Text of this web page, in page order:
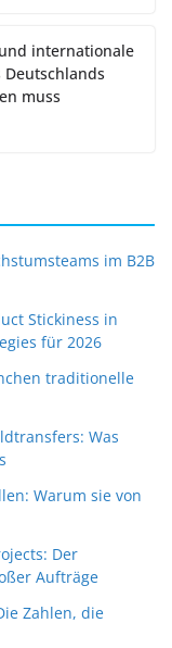
internationale
Deutschlands
muss
im B2B
Stickiness in
für 2026
traditionelle
Was
Warum sie von
Der
Aufträge
Zahlen, die